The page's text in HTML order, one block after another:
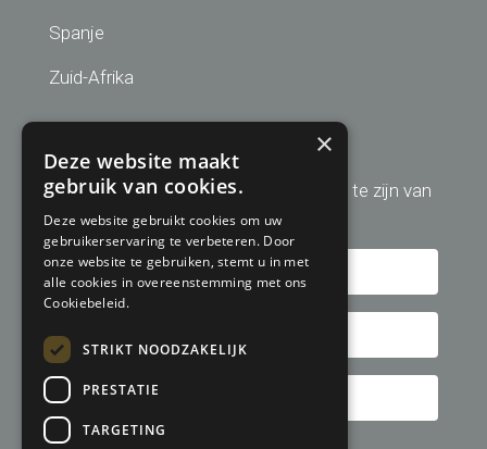
Spanje
Zuid-Afrika
Schrijf u hier in om altijd op de hoogte te zijn van
de laatste golfreis aanbiedingen!
×
Deze website maakt
gebruik van cookies.
Deze website gebruikt cookies om uw
gebruikerservaring te verbeteren. Door
onze website te gebruiken, stemt u in met
alle cookies in overeenstemming met ons
Cookiebeleid.
STRIKT NOODZAKELIJK
PRESTATIE
TARGETING